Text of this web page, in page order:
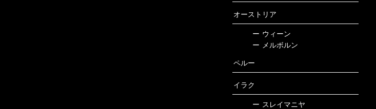
オーストリア
ー ウィーン
ー
メルボルン
ペルー
イラク
ー スレイマニヤ